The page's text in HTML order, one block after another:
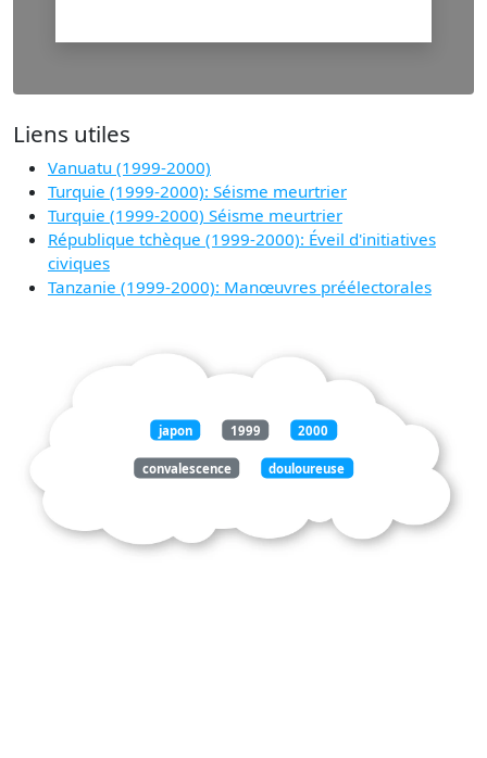
Liens utiles
Vanuatu (1999-2000)
Turquie (1999-2000): Séisme meurtrier
Turquie (1999-2000) Séisme meurtrier
République tchèque (1999-2000): Éveil d'initiatives
civiques
Tanzanie (1999-2000): Manœuvres préélectorales
japon 1999 2000
convalescence douloureuse